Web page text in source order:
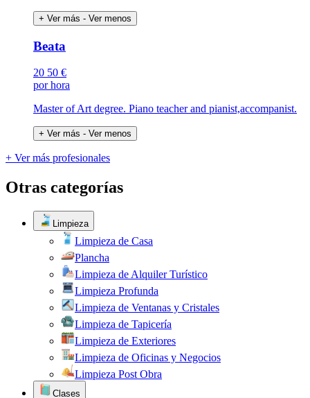
+ Ver más - Ver menos
Beata
20 50 €
por hora
Master of Art degree. Piano teacher and pianist,accompanist.
+ Ver más - Ver menos
+ Ver más profesionales
Otras categorías
Limpieza
Limpieza de Casa
Plancha
Limpieza de Alquiler Turístico
Limpieza Profunda
Limpieza de Ventanas y Cristales
Limpieza de Tapicería
Limpieza de Exteriores
Limpieza de Oficinas y Negocios
Limpieza Post Obra
Clases